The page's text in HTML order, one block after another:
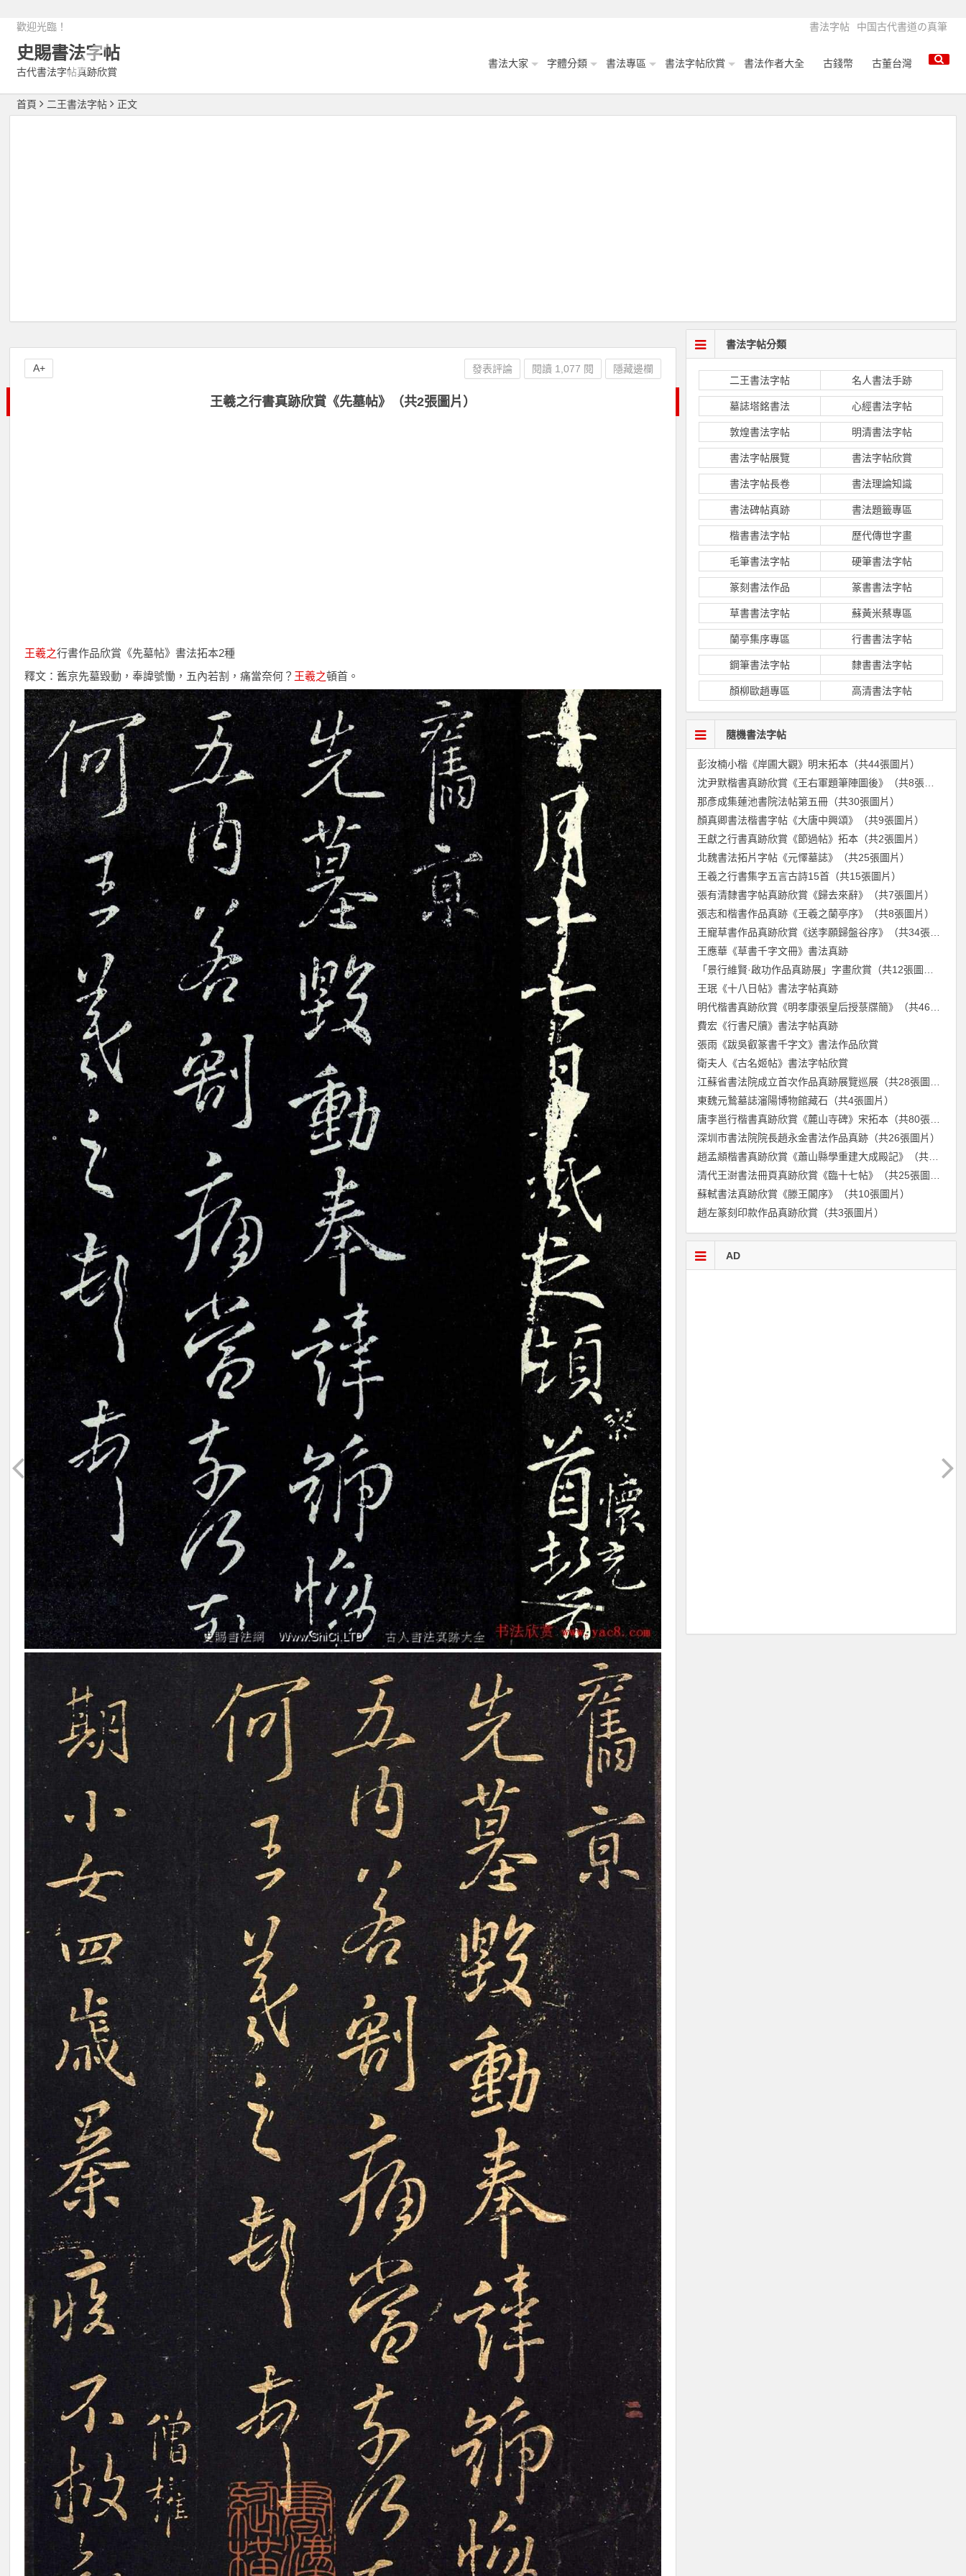
歡迎光臨！ 書法字帖 中国古代書道の真筆
史賜書法字帖
古代書法字帖真跡欣賞
書法大家 字體分類 書法專區 書法字帖欣賞 書法作者大全 古錢幣 古董台灣
首頁 二王書法字帖 正文
王羲之行書真跡欣賞《先墓帖》（共2張圖片）
王羲之行書作品欣賞《先墓帖》書法拓本2種
釋文：舊京先墓毀動，奉諱號慟，五內若割，痛當奈何？ 王羲之頓首。
發表評論 閱讀 1,077 閱 隱藏邊欄
A+
書法字帖分類
二王書法字帖 名人書法手跡
墓誌塔銘書法 心經書法字帖
敦煌書法字帖 明清書法字帖
書法字帖展覽 書法字帖欣賞
書法字帖長卷 書法理論知識
書法碑帖真跡 書法題籤專區
楷書書法字帖 歷代傳世字畫
毛筆書法字帖 硬筆書法字帖
篆刻書法作品 篆書書法字帖
草書書法字帖 蘇黃米蔡專區
蘭亭集序專區 行書書法字帖
鋼筆書法字帖 隸書書法字帖
顏柳歐趙專區 高清書法字帖
隨機書法字帖
彭汝楠小楷《岸圃大觀》明末拓本（共44張圖片）
沈尹默楷書真跡欣賞《王右軍題筆陣圖後》（共8張圖片）
那彥成集蓮池書院法帖第五冊（共30張圖片）
顏真卿書法楷書字帖《大唐中興頌》（共9張圖片）
王獻之行書真跡欣賞《節過帖》拓本（共2張圖片）
北魏書法拓片字帖《元懌墓誌》（共25張圖片）
王羲之行書集字五言古詩15首（共15張圖片）
張有清隸書字帖真跡欣賞《歸去來辭》（共7張圖片）
張志和楷書作品真跡《王羲之蘭亭序》（共8張圖片）
王寵草書作品真跡欣賞《送李願歸盤谷序》（共34張圖片）
王應華《草書千字文冊》書法真跡
王珉《十八日帖》書法字帖真跡
費宏《行書尺牘》書法字帖真跡
張雨《跋吳叡篆書千字文》書法作品欣賞
衛夫人《古名姬帖》書法字帖欣賞
東魏元鷙墓誌瀋陽博物館藏石（共4張圖片）
唐李邕行楷書真跡欣賞《麓山寺碑》宋拓本（共80張圖片）
深圳市書法院院長趙永金書法作品真跡（共26張圖片）
趙孟頫楷書真跡欣賞《蕭山縣學重建大成殿記》（共28張圖片）
蘇軾書法真跡欣賞《滕王閣序》（共10張圖片）
趙左篆刻印款作品真跡欣賞（共3張圖片）
AD